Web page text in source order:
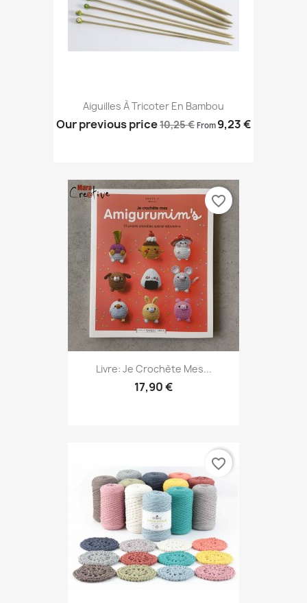
Aiguilles À Tricoter En Bambou
Our previous price10,25 € From 9,23 €
Livre: Je Crochète Mes...
17,90 €
favorite_border
favorite_border